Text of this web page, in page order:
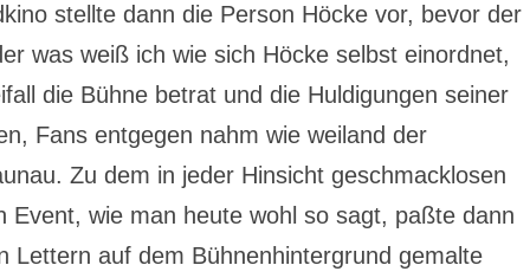
stellte dann die Person Höcke vor, bevor der
was weiß ich wie sich Höcke selbst einordnet,
die Bühne betrat und die Huldigungen seiner
Fans entgegen nahm wie weiland der
Zu dem in jeder Hinsicht geschmacklosen
Event, wie man heute wohl so sagt, paßte dann
Lettern auf dem Bühnenhintergrund gemalte